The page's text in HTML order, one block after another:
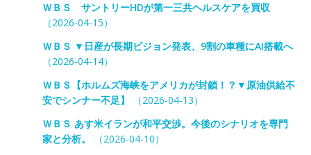
ＷＢＳ サントリーHDが第一三共ヘルスケアを買収
（2026-04-15）
ＷＢＳ ▼日産が長期ビジョン発表、9割の車種にAI搭載へ
（2026-04-14）
ＷＢＳ【ホルムズ海峡をアメリカが封鎖！？▼原油供給不
安でシンナー不足】
（2026-04-13）
ＷＢＳ あす米イランが和平交渉。今後のシナリオを専門
家と分析。
（2026-04-10）